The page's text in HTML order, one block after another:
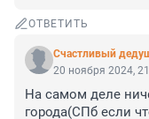
ОТВЕТИТЬ
Счастливый
20 ноября 2024,
На самом деле
города(СПб если